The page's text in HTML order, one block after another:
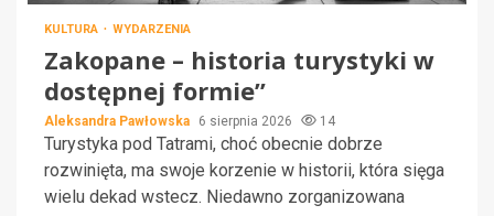
KULTURA WYDARZENIA
Zakopane – historia turystyki w
dostępnej formie”
Aleksandra Pawłowska 6 sierpnia 2026 14
Turystyka pod Tatrami, choć obecnie dobrze
rozwinięta, ma swoje korzenie w historii, która sięga
wielu dekad wstecz. Niedawno zorganizowana